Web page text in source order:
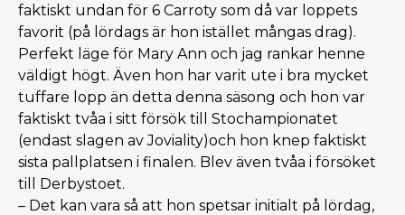
faktiskt undan för 6 Carroty som då var loppets
favorit (på lördags är hon istället mångas drag).
Perfekt läge för Mary Ann och jag rankar henne
väldigt högt. Även hon har varit ute i bra mycket
tuffare lopp än detta denna säsong och hon var
faktiskt tvåa i sitt försök till Stochampionatet
(endast slagen av Joviality)och hon knep faktiskt
sista pallplatsen i finalen. Blev även tvåa i försöket
till Derbystoet.
– Det kan vara så att hon spetsar initialt på lördag,